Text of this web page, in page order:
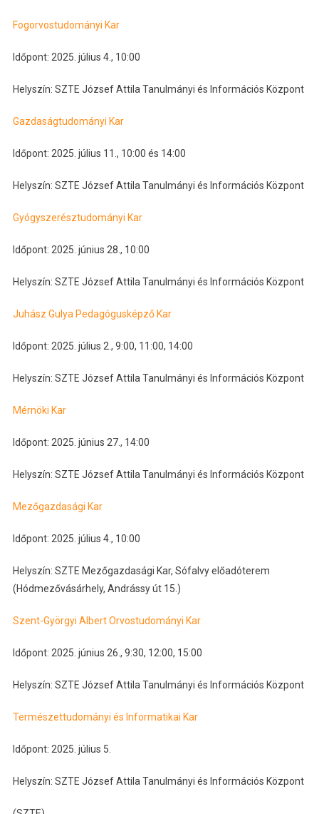
Fogorvostudományi Kar
Időpont: 2025. július 4., 10:00
Helyszín: SZTE József Attila Tanulmányi és Információs Központ
Gazdaságtudományi Kar
Időpont: 2025. július 11., 10:00 és 14:00
Helyszín: SZTE József Attila Tanulmányi és Információs Központ
Gyógyszerésztudományi Kar
Időpont: 2025. június 28., 10:00
Helyszín: SZTE József Attila Tanulmányi és Információs Központ
Juhász Gulya Pedagógusképző Kar
Időpont: 2025. július 2., 9:00, 11:00, 14:00
Helyszín: SZTE József Attila Tanulmányi és Információs Központ
Mérnöki Kar
Időpont: 2025. június 27., 14:00
Helyszín: SZTE József Attila Tanulmányi és Információs Központ
Mezőgazdasági Kar
Időpont: 2025. július 4., 10:00
Helyszín: SZTE Mezőgazdasági Kar, Sófalvy előadóterem
(Hódmezővásárhely, Andrássy út 15.)
Szent-Györgyi Albert Orvostudományi Kar
Időpont: 2025. június 26., 9:30, 12:00, 15:00
Helyszín: SZTE József Attila Tanulmányi és Információs Központ
Természettudományi és Informatikai Kar
Időpont: 2025. július 5.
Helyszín: SZTE József Attila Tanulmányi és Információs Központ